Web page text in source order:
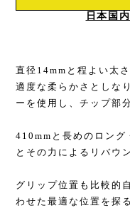
日本国
直径14mmと程よい太
適度な柔らかさとしな
ーを使用し、チップ部
410mmと長めのロング
とその力によるリバウ
グリップ位置も比較的
わせた最適な位置を探